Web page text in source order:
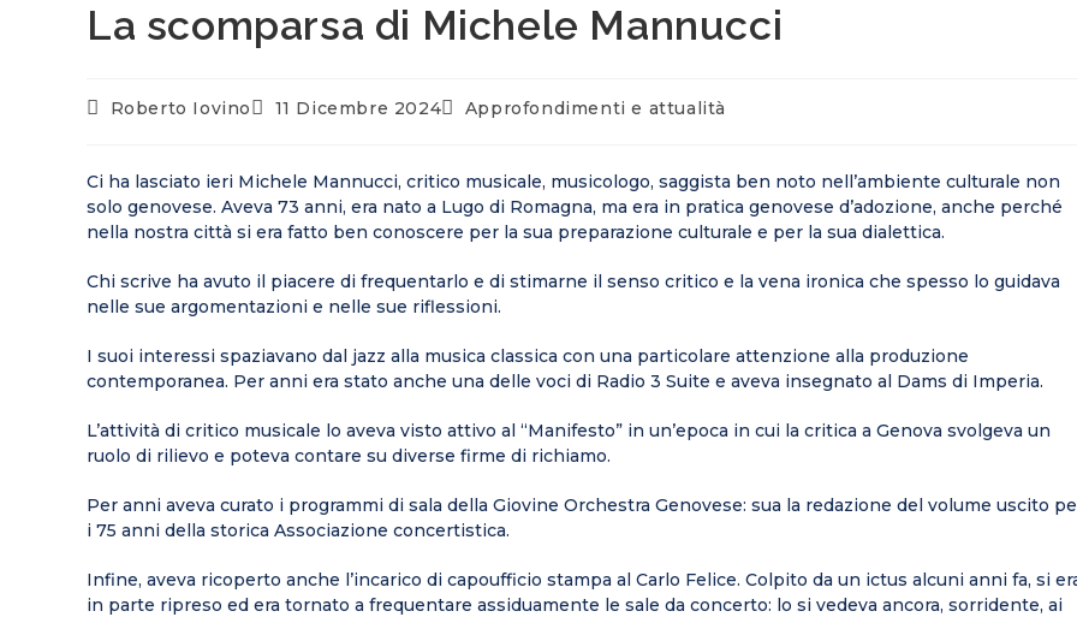
La scomparsa di Michele Mannucci
Roberto Iovino 11 Dicembre 2024 Approfondimenti e attualità
Ci ha lasciato ieri Michele Mannucci, critico musicale, musicologo, saggista ben noto nell’ambiente culturale non
solo genovese. Aveva 73 anni, era nato a Lugo di Romagna, ma era in pratica genovese d’adozione, anche perché
nella nostra città si era fatto ben conoscere per la sua preparazione culturale e per la sua dialettica.
Chi scrive ha avuto il piacere di frequentarlo e di stimarne il senso critico e la vena ironica che spesso lo guidava
nelle sue argomentazioni e nelle sue riflessioni.
I suoi interessi spaziavano dal jazz alla musica classica con una particolare attenzione alla produzione
contemporanea. Per anni era stato anche una delle voci di Radio 3 Suite e aveva insegnato al Dams di Imperia.
L’attività di critico musicale lo aveva visto attivo al “Manifesto” in un’epoca in cui la critica a Genova svolgeva un
ruolo di rilievo e poteva contare su diverse firme di richiamo.
Per anni aveva curato i programmi di sala della Giovine Orchestra Genovese: sua la redazione del volume uscito
i 75 anni della storica Associazione concertistica.
Infine, aveva ricoperto anche l’incarico di capoufficio stampa al Carlo Felice. Colpito da un ictus alcuni anni fa, si
in parte ripreso ed era tornato a frequentare assiduamente le sale da concerto: lo si vedeva ancora, sorridente, ai